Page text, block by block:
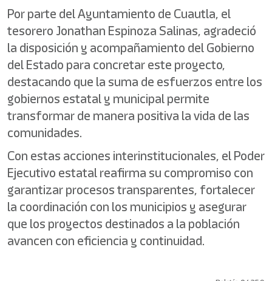
Por parte del Ayuntamiento de Cuautla, el
tesorero Jonathan Espinoza Salinas, agradeció
la disposición y acompañamiento del Gobierno
del Estado para concretar este proyecto,
destacando que la suma de esfuerzos entre los
gobiernos estatal y municipal permite
transformar de manera positiva la vida de las
comunidades.
Con estas acciones interinstitucionales, el Poder
Ejecutivo estatal reafirma su compromiso con
garantizar procesos transparentes, fortalecer
la coordinación con los municipios y asegurar
que los proyectos destinados a la población
avancen con eficiencia y continuidad.